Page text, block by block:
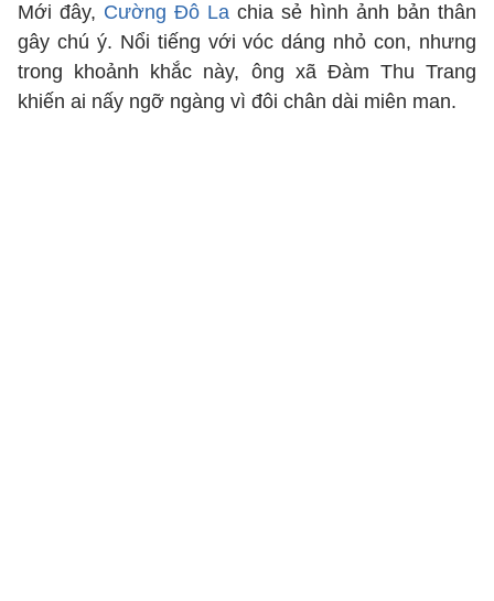
Mới đây, Cường Đô La chia sẻ hình ảnh bản thân
gây chú ý. Nổi tiếng với vóc dáng nhỏ con, nhưng
trong khoảnh khắc này, ông xã Đàm Thu Trang
khiến ai nấy ngỡ ngàng vì đôi chân dài miên man.